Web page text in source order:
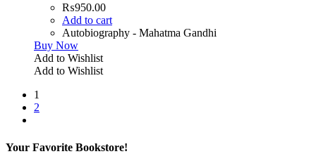
₨950.00
Add to cart
Autobiography - Mahatma Gandhi
Buy Now
Add to Wishlist
Add to Wishlist
1
2
Your Favorite Bookstore!